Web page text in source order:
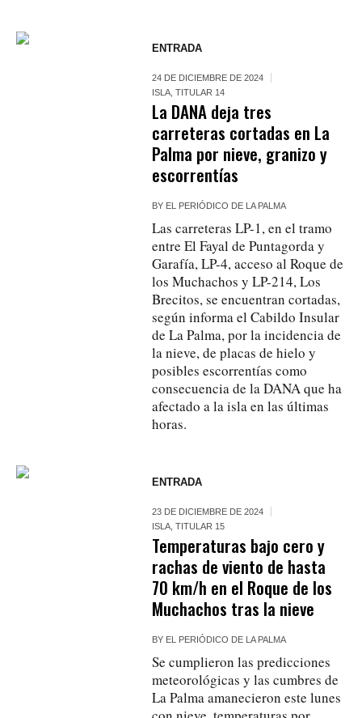
ENTRADA
24 DE DICIEMBRE DE 2024
ISLA ,TITULAR 14
La DANA deja tres
carreteras cortadas en La
Palma por nieve, granizo y
escorrentías
BY EL PERIÓDICO DE LA PALMA
Las carreteras LP-1, en el tramo
entre El Fayal de Puntagorda y
Garafía, LP-4, acceso al Roque de
los Muchachos y LP-214, Los
Brecitos, se encuentran cortadas,
según informa el Cabildo Insular
de La Palma, por la incidencia de
la nieve, de placas de hielo y
posibles escorrentías como
consecuencia de la DANA que ha
afectado a la isla en las últimas
horas.
ENTRADA
23 DE DICIEMBRE DE 2024
ISLA ,TITULAR 15
Temperaturas bajo cero y
rachas de viento de hasta
70 km/h en el Roque de los
Muchachos tras la nieve
BY EL PERIÓDICO DE LA PALMA
Se cumplieron las predicciones
meteorológicas y las cumbres de
La Palma amanecieron este lunes